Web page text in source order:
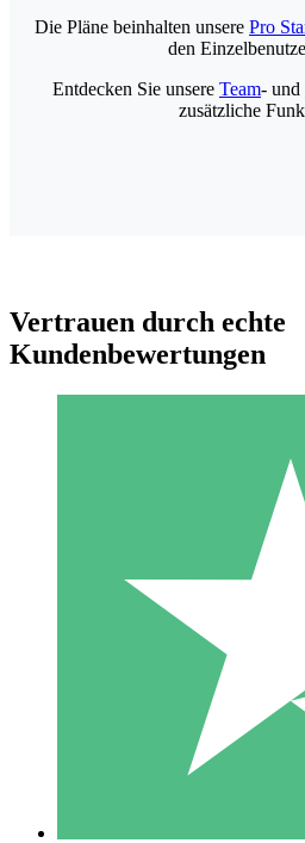
Individuelle
Zahlen Sie nach Bedarf mit
monatliche
10 00
Die Pläne beinhalten unsere Pro
den
Entdecken Sie unsere Team- und
zusätzliche
Vertrauen durch echte
Kundenbewertungen